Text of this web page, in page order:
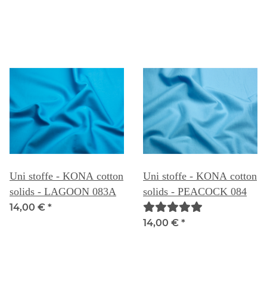
Uni stoffe - KONA cotton
solids - LAGOON 083A
14,00 € *
Uni stoffe - KONA cotton
solids - PEACOCK 084
14,00 € *